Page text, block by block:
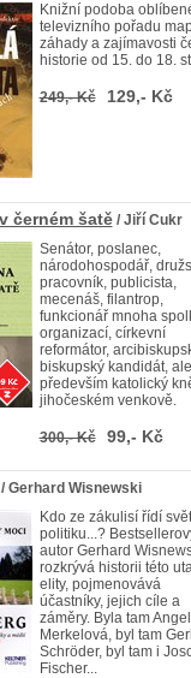
Knižní podoba
televizního pořadu
záhady a zajímavosti
historie od 15. do 18.
249,- Kč 129,- Kč
černém šatě/ Jiří Cukr
Senátor, poslanec,
národohospodář,
pracovník, publicista,
mecenáš, filantrop,
funkcionář mnoha
organizací, církevní
reformátor,
biskupský kandidát, ale
především katolický
jihočeském venkově.
300,- Kč 99,- Kč
/ Gerhard Wisnewski
Kdo ze zákulisí řídí
politiku...?
autor Gerhard
rozkrývá historii této
elity, pojmenovává
účastníky, jejich cíle a
záměry. Byla tam
Merkelová, byl tam
Schröder, byl tam i
Fischer...